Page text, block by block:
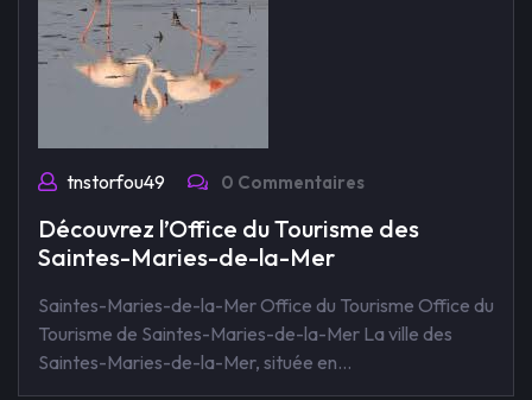
tnstorfou49 0 Commentaires
Découvrez l’Office du Tourisme des
Saintes-Maries-de-la-Mer
Saintes-Maries-de-la-Mer Office du Tourisme Office du
Tourisme de Saintes-Maries-de-la-Mer La ville des
Saintes-Maries-de-la-Mer, située en…